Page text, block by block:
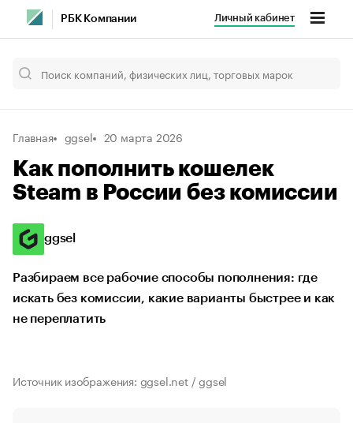
РБК Компании Личный кабинет
Главная ggsel 20 марта 2026
Как пополнить кошелек
Steam в России без комиссии
ggsel
Разбираем все рабочие способы пополнения: где
искать без комиссии, какие варианты быстрее и как
не переплатить
Источник изображения: ggsel.net / ggsel